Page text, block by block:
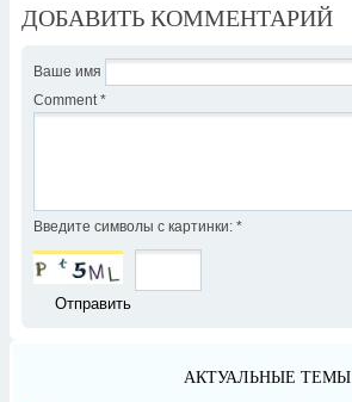
ДОБАВИТЬ КОММЕНТАРИЙ
Ваше имя
Comment *
Введите символы с картинки: *
АКТУАЛЬНЫЕ ТЕМЫ